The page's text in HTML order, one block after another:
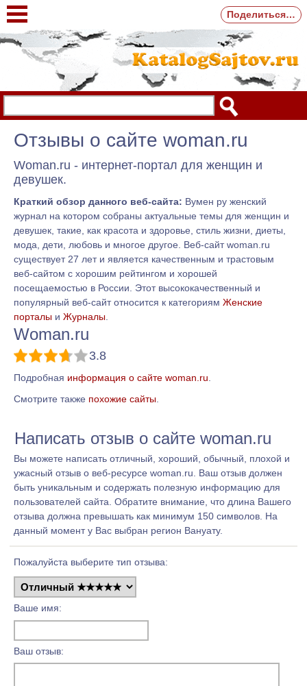
Отзывы о сайте woman.ru
Woman.ru - интернет-портал для женщин и
девушек.
Краткий обзор данного веб-сайта: Вумен ру женский
журнал на котором собраны актуальные темы для женщин и
девушек, такие, как красота и здоровье, стиль жизни, диеты,
мода, дети, любовь и многое другое. Веб-сайт woman.ru
существует 27 лет и является качественным и трастовым
веб-сайтом с хорошим рейтингом и хорошей
посещаемостью в России. Этот высококачественный и
популярный веб-сайт относится к категориям Женские
порталы и Журналы
Woman.ru
3.8
Подробная информация о сайте woman.ru
Смотрите также похожие сайты.
Написать отзыв о сайте woman.ru
Вы можете написать отличный, хороший, обычный, плохой и
ужасный отзыв о веб-ресурсе woman.ru. Ваш отзыв должен
быть уникальным и содержать полезную информацию для
пользователей сайта. Обратите внимание, что длина Вашего
отзыва должна превышать как минимум 150 символов. На
данный момент у Вас выбран регион Вануату.
Пожалуйста выберите тип отзыва:
Ваше имя:
Ваш отзыв:
Поделиться…